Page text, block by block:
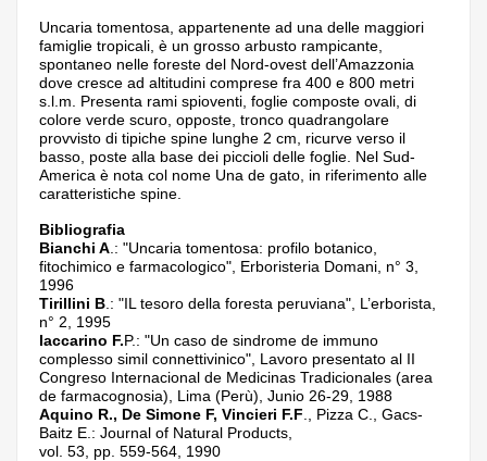
Uncaria tomentosa, appartenente ad una delle maggiori
famiglie tropicali, è un grosso arbusto rampicante,
spontaneo nelle foreste del Nord-ovest dell’Amazzonia
dove cresce ad altitudini comprese fra 400 e 800 metri
s.l.m. Presenta rami spioventi, foglie composte ovali, di
colore verde scuro, opposte, tronco quadrangolare
provvisto di tipiche spine lunghe 2 cm, ricurve verso il
basso, poste alla base dei piccioli delle foglie. Nel Sud-
America è nota col nome Una de gato, in riferimento alle
caratteristiche spine.
Bibliografia
Bianchi A .: "Uncaria tomentosa: profilo botanico,
fitochimico e farmacologico", Erboristeria Domani, n° 3,
1996
Tirillini B .: "IL tesoro della foresta peruviana", L’erborista,
n° 2, 1995
Iaccarino F.P.: "Un caso de sindrome de immuno
complesso simil connettivinico", Lavoro presentato al II
Congreso Internacional de Medicinas Tradicionales (area
de farmacognosia), Lima (Perù), Junio 26-29, 1988
Aquino R., De Simone F, Vincieri F.F ., Pizza C., Gacs-
Baitz E.: Journal of Natural Products,
vol. 53, pp. 559-564, 1990